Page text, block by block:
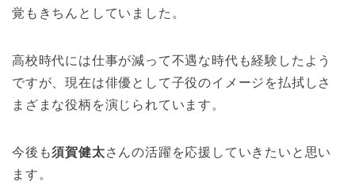
覚もきちんとしていました。
高校時代には仕事が減って不遇な時代も経験したよう
ですが、現在は俳優として子役のイメージを払拭しさ
まざまな役柄を演じられています。
今後も須賀健太さんの活躍を応援していきたいと思い
ます。